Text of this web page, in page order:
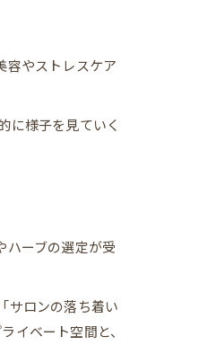
容やストレスケア
に様子を見ていく
ハーブの選定が受
サロンの落ち着い
イベート空間と、